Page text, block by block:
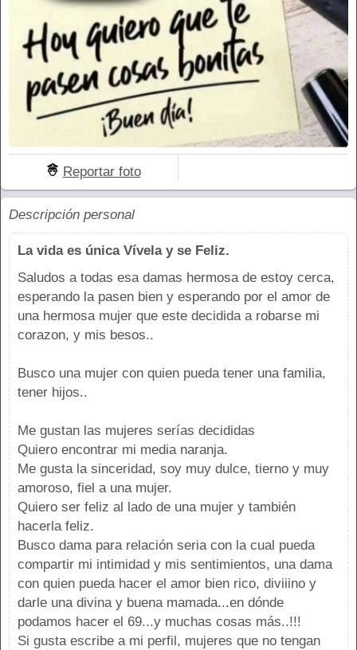
Reportar foto
Descripción personal
La vida es única Vívela y se Feliz.
Saludos a todas esa damas hermosa de estoy cerca,
esperando la pasen bien y esperando por el amor de
una hermosa mujer que este decidida a robarse mi
corazon, y mis besos..
Busco una mujer con quien pueda tener una familia,
tener hijos..
Me gustan las mujeres serías decididas
Quiero encontrar mi media naranja.
Me gusta la sinceridad, soy muy dulce, tierno y muy
amoroso, fiel a una mujer.
Quiero ser feliz al lado de una mujer y también
hacerla feliz.
Busco dama para relación seria con la cual pueda
compartir mi intimidad y mis sentimientos, una dama
con quien pueda hacer el amor bien rico, diviiino y
darle una divina y buena mamada...en dónde
podamos hacer el 69...y muchas cosas más..!!!
Si gusta escribe a mi perfil, mujeres que no tengan